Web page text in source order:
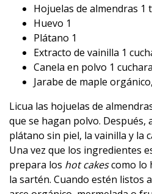
Hojuelas de almendras 1
Huevo 1
Plátano 1
Extracto de vainilla 1
Canela en polvo 1
Jarabe de maple
Licua las hojuelas de
que se hagan polvo. Después,
plátano sin piel, la vainilla y la
Una vez que los ingredientes
prepara los hot cakescomo lo
la sartén. Cuando estén listos